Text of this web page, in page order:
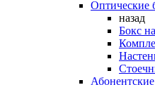
Оптические
назад
Бокс